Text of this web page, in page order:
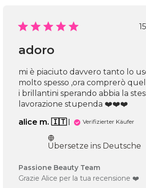
2026
adoro
mi è piaciuto davvero tanto lo
molto spesso ,ora comprerò
i brillantini sperando abbia la
lavorazione stupenda ❤️❤️❤️
alice m. 🇮🇹
Verifizierter Käufer
Übersetze ins Deutsche
Kommentare
des
Passione Beauty Team
Grazie Alice per la tua recensione ❤️